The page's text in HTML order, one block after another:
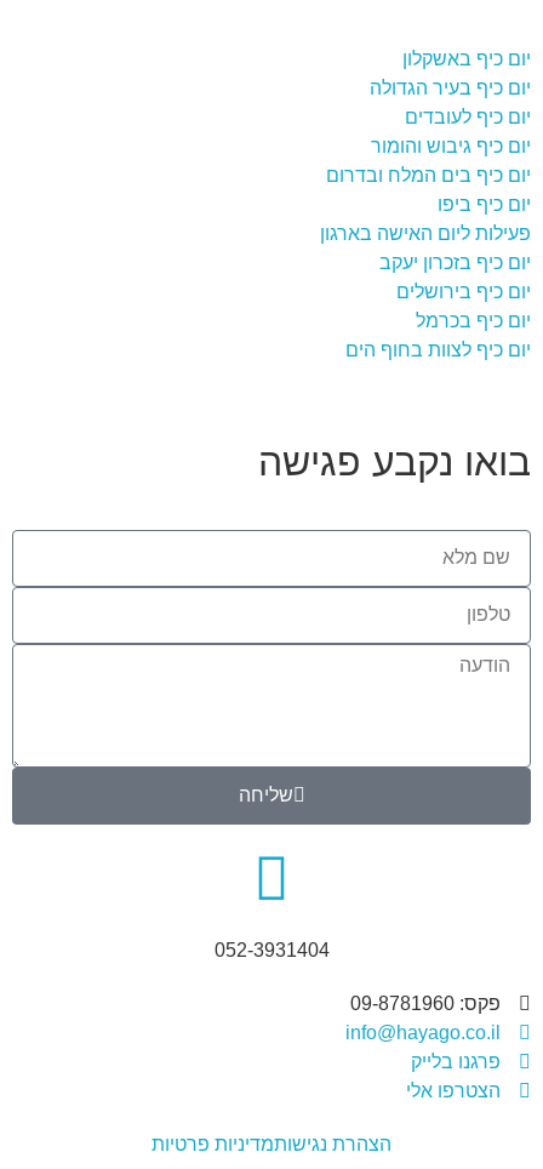
יום כיף באשקלון
יום כיף בעיר הגדולה
יום כיף לעובדים
יום כיף גיבוש והומור
יום כיף בים המלח ובדרום
יום כיף ביפו
פעילות ליום האישה בארגון
יום כיף בזכרון יעקב
יום כיף בירושלים
יום כיף בכרמל
יום כיף לצוות בחוף הים
בואו נקבע פגישה
שליחה
052-3931404
פקס: 09-8781960
info@hayago.co.il
פרגנו בלייק
הצטרפו אלי
הצהרת נגישותמדיניות פרטיות